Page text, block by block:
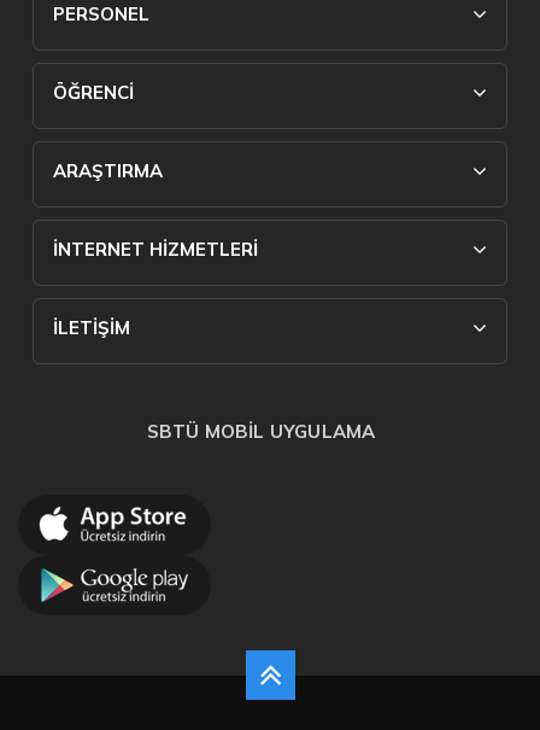
PERSONEL
ÖĞRENCİ
ARAŞTIRMA
İNTERNET HİZMETLERİ
İLETİŞİM
SBTÜ MOBİL UYGULAMA